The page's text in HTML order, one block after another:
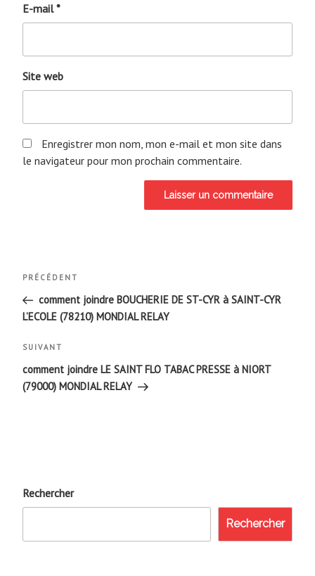
E-mail*
Site web
Enregistrer mon nom, mon e-mail et mon site dans
le navigateur pour mon prochain commentaire.
Navigation
de
l’article
Article
précédent
PRÉCÉDENT
comment joindre BOUCHERIE DE ST-CYR à SAINT-CYR
L’ECOLE (78210) MONDIAL RELAY
Article
suivant
SUIVANT
comment joindre LE SAINT FLO TABAC PRESSE à NIORT
(79000) MONDIAL RELAY
Rechercher
Rechercher